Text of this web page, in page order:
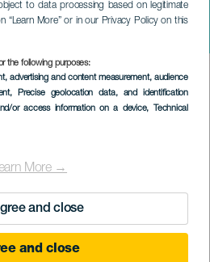
to data processing based on legitimate
“Learn More” or in our Privacy Policy on this
the following purposes:
advertising and content measurement, audience
, Precise geolocation data, and identification
or access information on a device, Technical
More →
and close
and close
: Spectacle